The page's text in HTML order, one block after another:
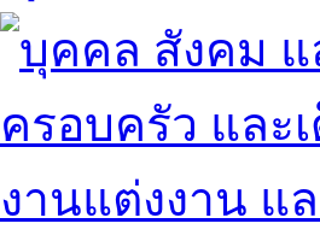
ครอบครัว และ
งานแต่งงาน แ